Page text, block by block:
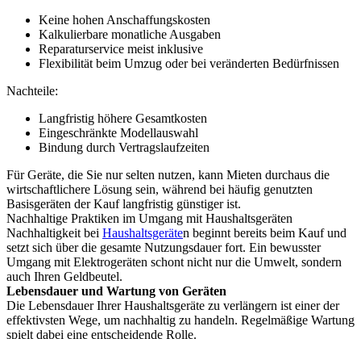
Keine hohen Anschaffungskosten
Kalkulierbare monatliche Ausgaben
Reparaturservice meist inklusive
Flexibilität beim Umzug oder bei veränderten Bedürfnissen
Nachteile:
Langfristig höhere Gesamtkosten
Eingeschränkte Modellauswahl
Bindung durch Vertragslaufzeiten
Für Geräte, die Sie nur selten nutzen, kann Mieten durchaus die
wirtschaftlichere Lösung sein, während bei häufig genutzten
Basisgeräten der Kauf langfristig günstiger ist.
Nachhaltige Praktiken im Umgang mit Haushaltsgeräten
Nachhaltigkeit bei Haushaltsgeräten beginnt bereits beim Kauf und
setzt sich über die gesamte Nutzungsdauer fort. Ein bewusster
Umgang mit Elektrogeräten schont nicht nur die Umwelt, sondern
auch Ihren Geldbeutel.
Lebensdauer und Wartung von Geräten
Die Lebensdauer Ihrer Haushaltsgeräte zu verlängern ist einer der
effektivsten Wege, um nachhaltig zu handeln. Regelmäßige Wartung
spielt dabei eine entscheidende Rolle.